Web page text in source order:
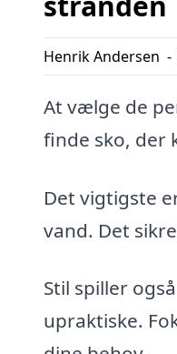
Henrik Andersen -
At vælge de
finde sko, der
Det vigtigste
vand. Det
Stil spiller
upraktiske.